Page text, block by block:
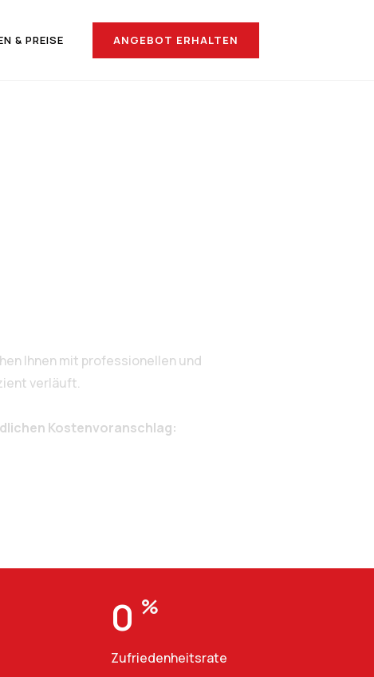
& PREISE ANGEBOT ERHALTEN
Ihnen mit professionellen und
verläuft.
Kostenvoranschlag:
0 %
Zufriedenheitsrate